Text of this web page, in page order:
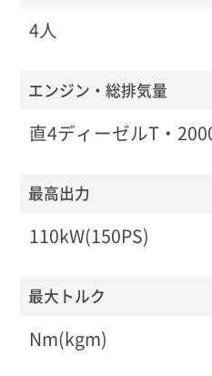
4人
エンジン・総排気量
直4ディーゼルT・
最高出力
110kW(150PS)
最大トルク
Nm(kgm)